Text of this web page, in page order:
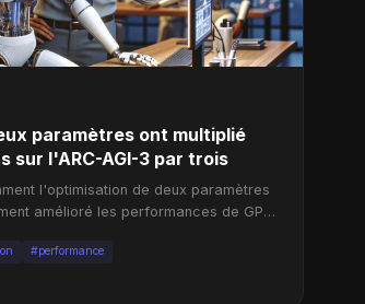
paramètres ont multiplié
sur l'ARC-AGI-3 par trois
l'optimisation de deux paramètres
amélioré les performances de GPT-
#performance